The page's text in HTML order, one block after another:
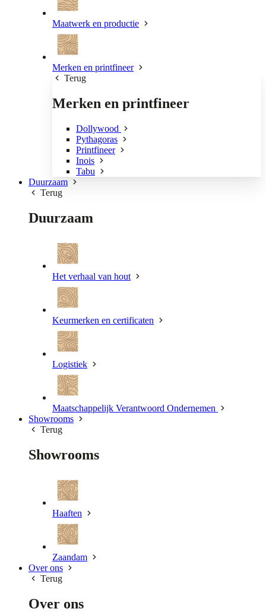
Maatwerk en productie
Merken en printfineer
Terug
Merken en printfineer
Dollywood
Pythagoras
Printfineer
Inois
Tabu
Duurzaam
Terug
Duurzaam
Het verhaal van hout
Keurmerken en certificaten
Logistiek
Maatschappelijk Verantwoord Ondernemen
Showrooms
Terug
Showrooms
Haaften
Zaandam
Over ons
Terug
Over ons